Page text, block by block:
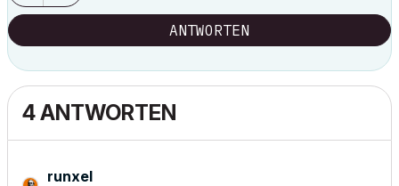
ANTWORTEN
4 ANTWORTEN
runxel